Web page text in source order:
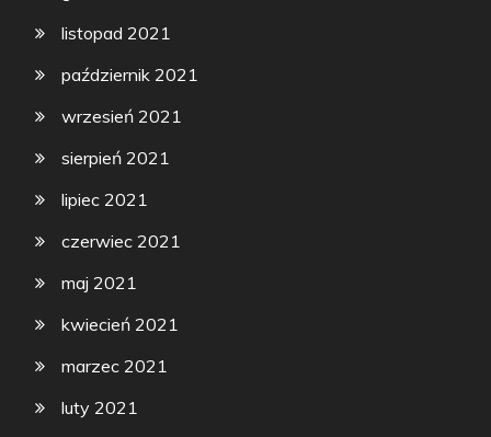
listopad 2021
październik 2021
wrzesień 2021
sierpień 2021
lipiec 2021
czerwiec 2021
maj 2021
kwiecień 2021
marzec 2021
luty 2021